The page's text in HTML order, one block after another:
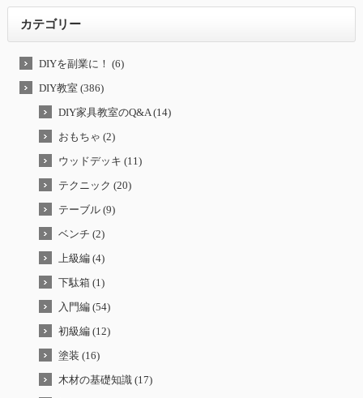
カテゴリー
DIYを副業に！ (6)
DIY教室 (386)
DIY家具教室のQ&A (14)
おもちゃ (2)
ウッドデッキ (11)
テクニック (20)
テーブル (9)
ベンチ (2)
上級編 (4)
下駄箱 (1)
入門編 (54)
初級編 (12)
塗装 (16)
木材の基礎知識 (17)